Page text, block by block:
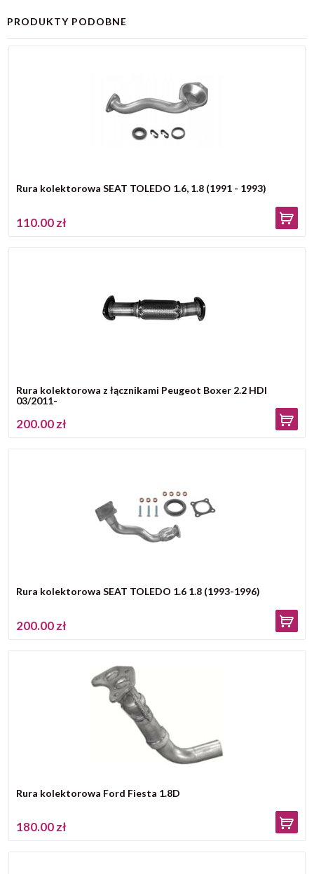
PRODUKTY PODOBNE
Rura kolektorowa SEAT TOLEDO 1.6, 1.8 (1991 - 1993)
110.00 zł
Rura kolektorowa z łącznikami Peugeot Boxer 2.2 HDI
03/2011-
200.00 zł
Rura kolektorowa SEAT TOLEDO 1.6 1.8 (1993-1996)
200.00 zł
Rura kolektorowa Ford Fiesta 1.8D
180.00 zł